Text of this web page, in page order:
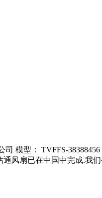
模型： TVFFS-
风扇已在中国中完成.我